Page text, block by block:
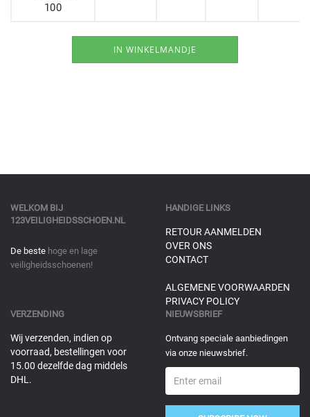
100
WELKOM BIJ
123VEILIGHEIDSSCHOEN.NL
De beste hoge en lage
veiligheidsschoenen!
HANDIGE LINKS
RETOUR AANMELDEN
OVER ONS
CONTACT
ALGEMENE VOORWAARDEN
PRIVACY POLICY
VERZENDING
Wij verzenden, indien op
voorraad, bestellingen voor
15.00 dezelfde dag middels
DHL.
NIEUWSBRIEF
Ontvang speciale aanbiedingen
via onze nieuwsbrief.